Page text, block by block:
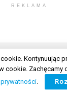
REKLAMA
zastrzeżone. Radio
Kontynuując
cookie. Zachęcamy
.